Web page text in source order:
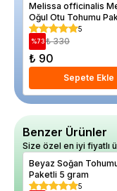
Melissa officinalis
Oğul Otu Tohumu
5
%73 ₺ 330
₺ 90
Sepete Ekle
Benzer Ürünler
Size özel en iyi fiyatlı
Beyaz Soğan
Paketli 5 gram
5